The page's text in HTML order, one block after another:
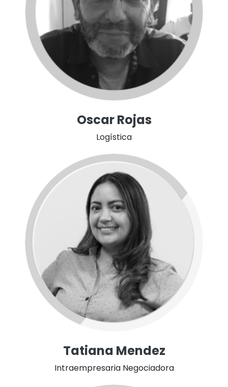
Oscar Rojas
Logística
Tatiana Mendez
Intraempresaria Negociadora